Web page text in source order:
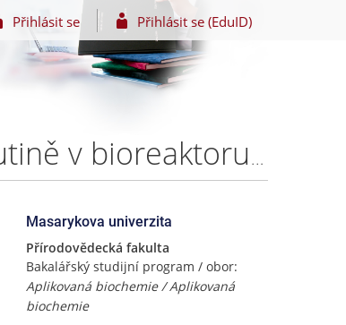
Přihlásit se Přihlásit se (EduID)
Sledování hladin jetelových isoflavonoidů v ruminální tekutině v bioreaktoru v přítomnosti objemovém typu krmiva – Bc. Kateřina Kailová
Masarykova univerzita
Přírodovědecká fakulta
Bakalářský studijní program / obor:
Aplikovaná biochemie / Aplikovaná
biochemie